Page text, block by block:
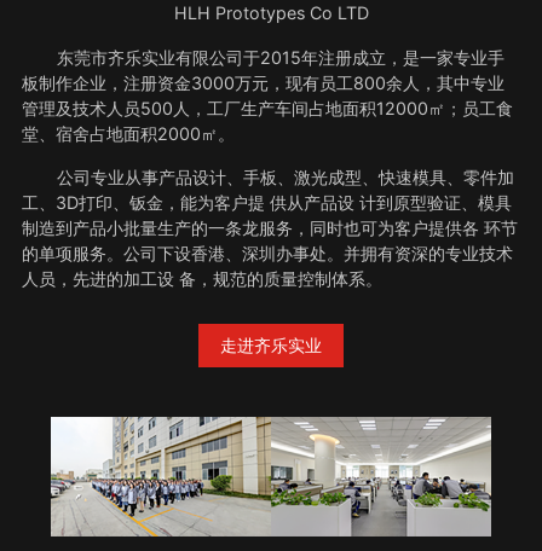
HLH Prototypes Co LTD
东莞市齐乐实业有限公司于2015年注册成立，是一家专业手
板制作企业，注册资金3000万元，现有员工800余人，其中专业
管理及技术人员500人，工厂生产车间占地面积12000㎡；员工食
堂、宿舍占地面积2000㎡。
公司专业从事产品设计、手板、激光成型、快速模具、零件加
工、3D打印、钣金，能为客户提 供从产品设 计到原型验证、模具
制造到产品小批量生产的一条龙服务，同时也可为客户提供各 环节
的单项服务。公司下设香港、深圳办事处。并拥有资深的专业技术
人员，先进的加工设 备，规范的质量控制体系。
走进齐乐实业